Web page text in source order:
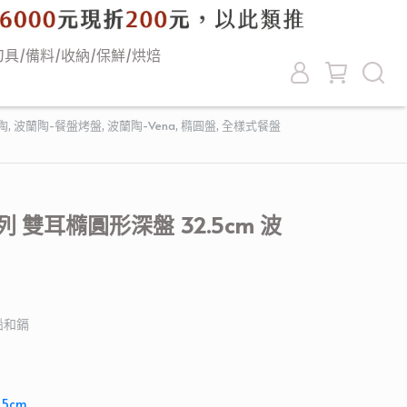
具/備料/收納/保鮮/烘焙
, 波蘭陶-餐盤烤盤, 波蘭陶-Vena, 橢圓盤, 全樣式餐盤
雙耳橢圓形深盤 32.5cm 波
和鎘